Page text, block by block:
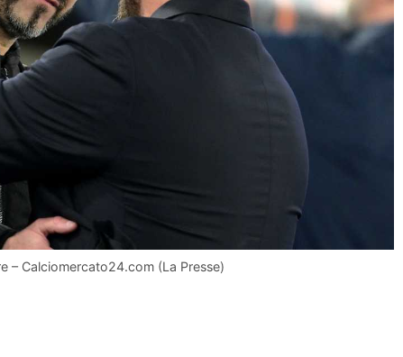
– Calciomercato24.com (La Presse)